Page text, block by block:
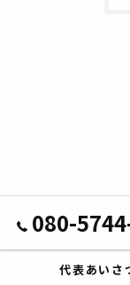
080-
代表あいさ